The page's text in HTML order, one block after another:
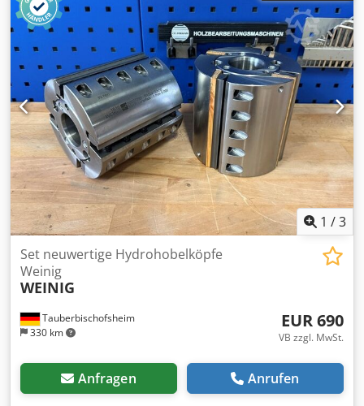
1 /3
Tauberbischofsheim
330 km
Set neuwertige Hydrohobelköpfe
Weinig
WEINIG
EUR 690
VB zzgl. MwSt.
Anfragen Anrufen